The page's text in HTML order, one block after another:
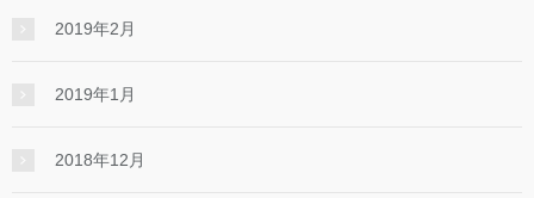
2019年2月
2019年1月
2018年12月